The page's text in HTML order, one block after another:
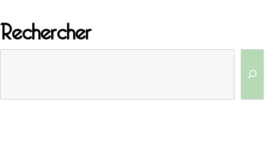
Rechercher